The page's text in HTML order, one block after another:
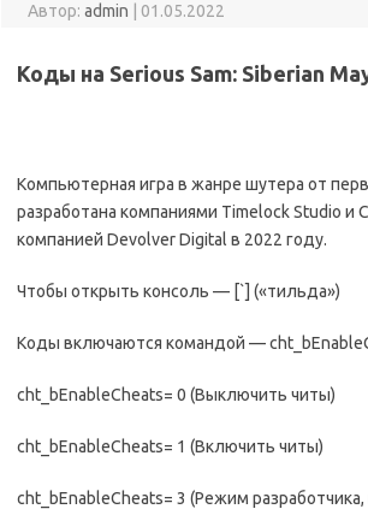
Автор: admin 01.05.2022
Коды на Serious Sam: Siberian
Компьютерная игра в жанре шутера от
разработана компаниями Timelock Studio и
компанией Devolver Digital в 2022 году.
Чтобы открыть консоль — [`] («тильда»)
Коды включаются командой —
cht_bEnableCheats= 0 (Выключить читы)
cht_bEnableCheats= 1 (Включить читы)
cht_bEnableCheats= 3 (Режим